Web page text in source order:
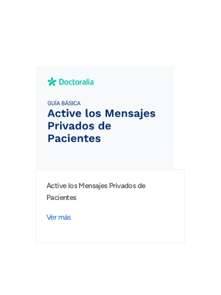
Active los Mensajes Privados de
Pacientes
Ver más